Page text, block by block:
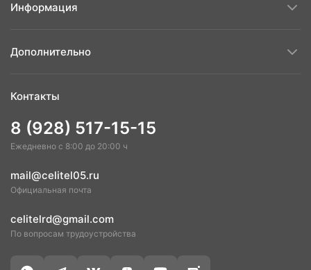
Информация
Дополнительно
Контакты
8 (928) 517-15-15
Ежедневно с 8:00 до 20:00 ч
mail@celitel05.ru
Официальная почта
celitelrd@gmail.com
По вопросам трудоустройства